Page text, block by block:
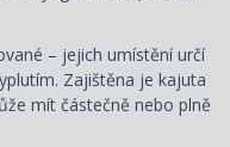
– jejich umístění určí
Zajištěna je kajuta
mít částečně nebo plně